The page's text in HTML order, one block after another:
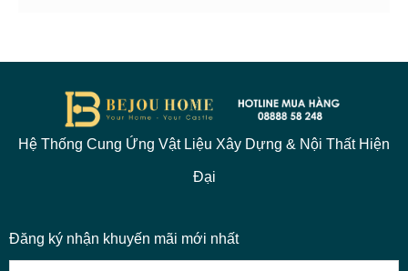
Hệ Thống Cung Ứng Vật Liệu Xây Dựng & Nội Thất Hiện
Đại
Đăng ký nhận khuyến mãi mới nhất